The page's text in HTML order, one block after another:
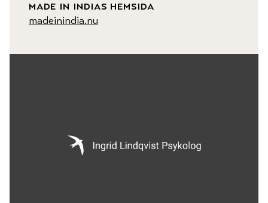
made in indias hemsida
madeinindia.nu